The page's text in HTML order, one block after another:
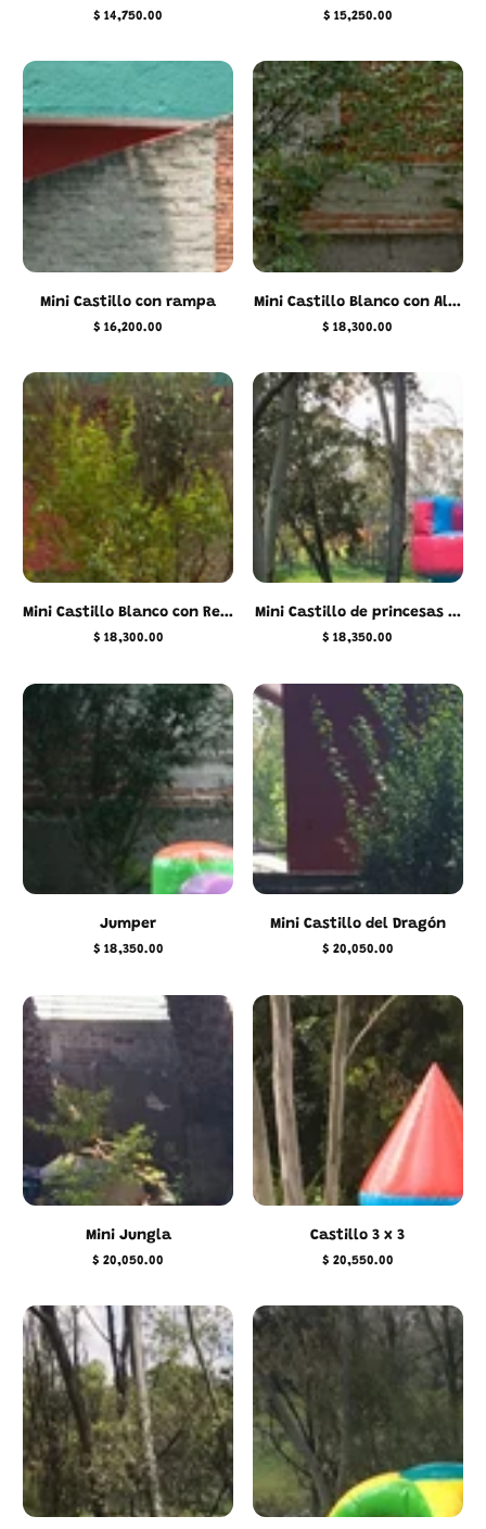
Precio
$ 14,750.00
Precio
$ 15,250.00
Mini Castillo con rampa
Precio
$ 16,200.00
Mini Castillo Blanco con Al...
Precio
$ 18,300.00
Mini Castillo Blanco con Re...
Precio
$ 18,300.00
Mini Castillo de princesas ...
Precio
$ 18,350.00
Jumper
Precio
$ 18,350.00
Mini Castillo del Dragón
Precio
$ 20,050.00
Mini Jungla
Precio
$ 20,050.00
Castillo 3 x 3
Precio
$ 20,550.00